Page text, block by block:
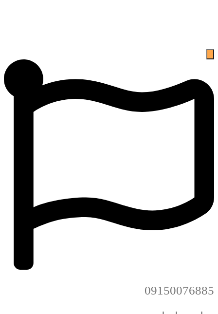
09150076885